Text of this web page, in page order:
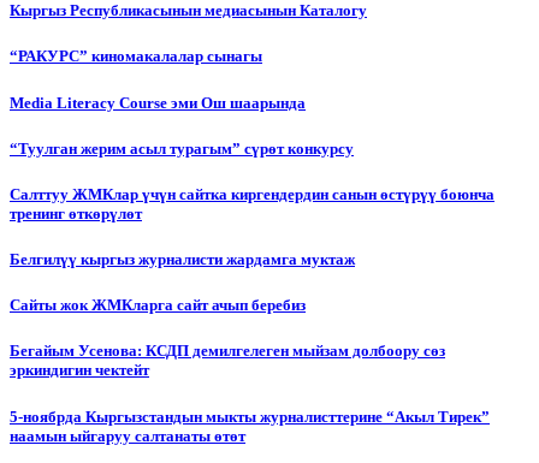
Кыргыз Республикасынын медиасынын Каталогу
“РАКУРС” киномакалалар сынагы
Media Literacy Сourse эми Ош шаарында
“Туулган жерим асыл турагым” сүрөт конкурсу
Салттуу ЖМКлар үчүн сайтка киргендердин санын өстүрүү боюнча
тренинг өткөрүлөт
Белгилүү кыргыз журналисти жардамга муктаж
Сайты жок ЖМКларга сайт ачып беребиз
Бегайым Усенова: КСДП демилгелеген мыйзам долбоору сөз
эркиндигин чектейт
5-ноябрда Кыргызстандын мыкты журналисттерине “Акыл Тирек”
наамын ыйгаруу салтанаты өтөт